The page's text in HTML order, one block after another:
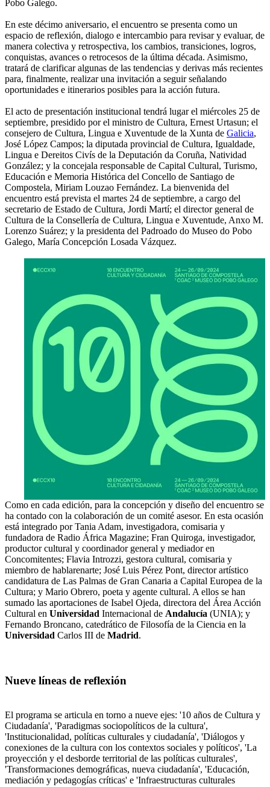
Pobo Galego.
En este décimo aniversario, el encuentro se presenta como un
espacio de reflexión, dialogo e intercambio para revisar y evaluar, de
manera colectiva y retrospectiva, los cambios, transiciones, logros,
conquistas, avances o retrocesos de la última década. Asimismo,
tratará de clarificar algunas de las tendencias y derivas más recientes
para, finalmente, realizar una invitación a seguir señalando
oportunidades e itinerarios posibles para la acción futura.
El acto de presentación institucional tendrá lugar el miércoles 25 de
septiembre, presidido por el ministro de Cultura, Ernest Urtasun; el
consejero de Cultura, Lingua e Xuventude de la Xunta de Galicia,
José López Campos; la diputada provincial de Cultura, Igualdade,
Lingua e Dereitos Civís de la Deputación da Coruña, Natividad
González; y la concejala responsable de Capital Cultural, Turismo,
Educación e Memoria Histórica del Concello de Santiago de
Compostela, Miriam Louzao Fernández. La bienvenida del
encuentro está prevista el martes 24 de septiembre, a cargo del
secretario de Estado de Cultura, Jordi Martí; el director general de
Cultura de la Consellería de Cultura, Lingua e Xuventude, Anxo M.
Lorenzo Suárez; y la presidenta del Padroado do Museo do Pobo
Galego, María Concepción Losada Vázquez.
Como en cada edición, para la concepción y diseño del encuentro se
ha contado con la colaboración de un comité asesor. En esta ocasión
está integrado por Tania Adam, investigadora, comisaria y
fundadora de Radio África Magazine; Fran Quiroga, investigador,
productor cultural y coordinador general y mediador en
Concomitentes; Flavia Introzzi, gestora cultural, comisaria y
miembro de hablarenarte; José Luis Pérez Pont, director artístico
candidatura de Las Palmas de Gran Canaria a Capital Europea de la
Cultura; y Mario Obrero, poeta y agente cultural. A ellos se han
sumado las aportaciones de Isabel Ojeda, directora del Área Acción
Cultural en Universidad Internacional de Andalucía (UNIA); y
Fernando Broncano, catedrático de Filosofía de la Ciencia en la
Universidad Carlos III de Madrid.
Nueve líneas de reflexión
El programa se articula en torno a nueve ejes: '10 años de Cultura y
Ciudadanía', 'Paradigmas sociopolíticos de la cultura',
'Institucionalidad, políticas culturales y ciudadanía', 'Diálogos y
conexiones de la cultura con los contextos sociales y políticos', 'La
proyección y el desborde territorial de las políticas culturales',
'Transformaciones demográficas, nueva ciudadanía', 'Educación,
mediación y pedagogías críticas' e 'Infraestructuras culturales